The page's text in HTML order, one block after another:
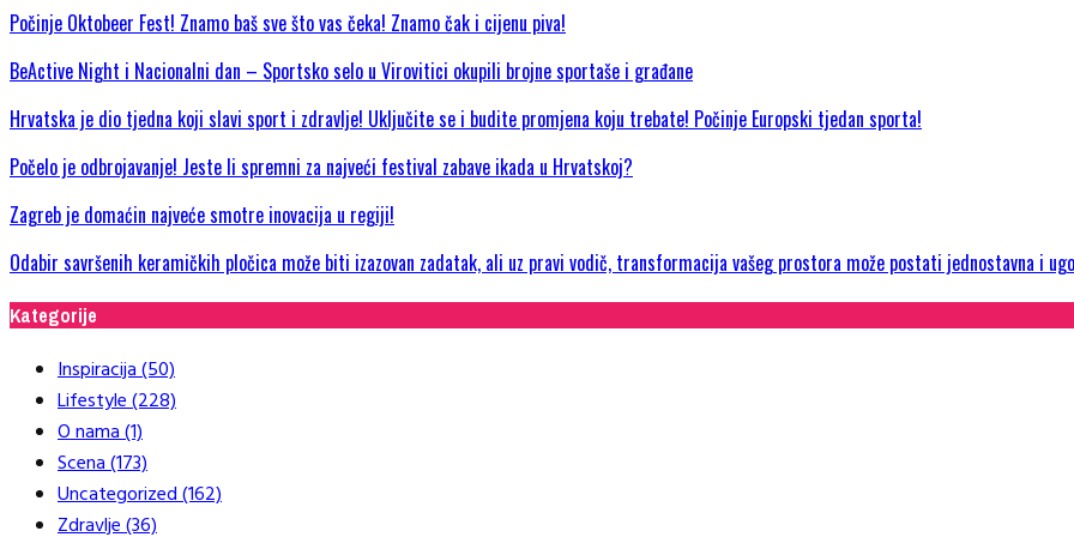
Počinje Oktobeer Fest! Znamo baš sve što vas čeka! Znamo čak i cijenu piva!
BeActive Night i Nacionalni dan – Sportsko selo u Virovitici okupili brojne sportaše i građane
Hrvatska je dio tjedna koji slavi sport i zdravlje! Uključite se i budite promjena koju trebate! Počinje Europski tjedan sporta!
Počelo je odbrojavanje! Jeste li spremni za najveći festival zabave ikada u Hrvatskoj?
Zagreb je domaćin najveće smotre inovacija u regiji!
Odabir savršenih keramičkih pločica može biti izazovan zadatak, ali uz pravi vodič, transformacija vašeg prostora može postati jednostavna i
Kategorije
Inspiracija(50)
Lifestyle(228)
O nama(1)
Scena(173)
Uncategorized(162)
Zdravlje(36)